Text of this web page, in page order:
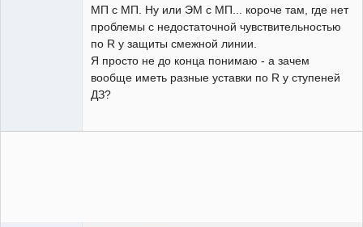
МП с МП. Ну или ЭМ с МП... короче там, где нет
проблемы с недостаточной чувствительностью
по R у защиты смежной линии.
Я просто не до конца понимаю - а зачем
вообще иметь разные уставки по R у ступеней
ДЗ?